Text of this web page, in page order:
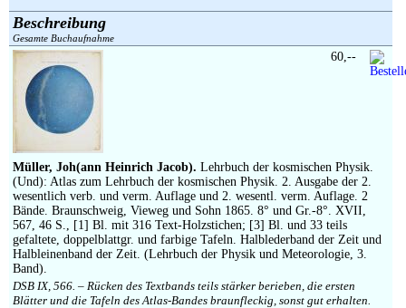
Widerruf
Über uns
Aktuelle Kataloge
Kontakt
Ankauf
Links
Impressum
Beschreibung
Gesamte Buchaufnahme
Müller, Joh(ann Heinrich Jacob). Lehrbuch der kosmischen Physik.
(Und): Atlas zum Lehrbuch der kosmischen Physik. 2. Ausgabe der 2.
wesentlich verb. und verm. Auflage und 2. wesentl. verm. Auflage. 2
Bände. Braunschweig, Vieweg und Sohn 1865. 8° und Gr.-8°. XVII,
567, 46 S., [1] Bl. mit 316 Text-Holzstichen; [3] Bl. und 33 teils
gefaltete, doppelblattgr. und farbige Tafeln. Halblederband der Zeit und
Halbleinenband der Zeit. (Lehrbuch der Physik und Meteorologie, 3.
Band).
DSB IX, 566. – Rücken des Textbands teils stärker berieben, die ersten
Blätter und die Tafeln des Atlas-Bandes braunfleckig, sonst gut erhalten.
60,--